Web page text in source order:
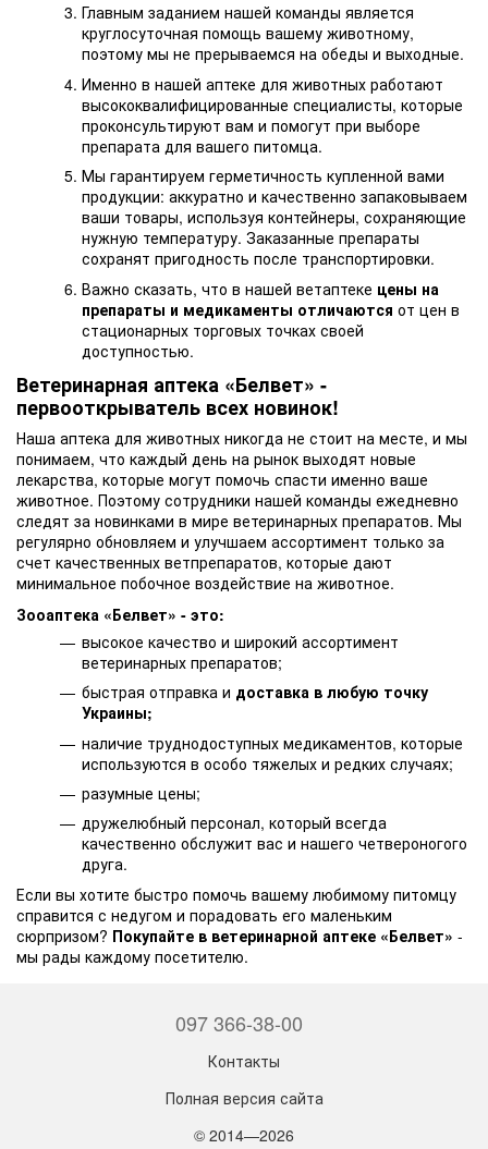
Главным заданием нашей команды является
круглосуточная помощь вашему животному,
поэтому мы не прерываемся на обеды и выходные.
Именно в нашей аптеке для животных работают
высококвалифицированные специалисты, которые
проконсультируют вам и помогут при выборе
препарата для вашего питомца.
Мы гарантируем герметичность купленной вами
продукции: аккуратно и качественно запаковываем
ваши товары, используя контейнеры, сохраняющие
нужную температуру. Заказанные препараты
сохранят пригодность после транспортировки.
Важно сказать, что в нашей ветаптеке цены на
препараты и медикаменты отличаются от цен в
стационарных торговых точках своей
доступностью.
Ветеринарная аптека «Белвет» -
первооткрыватель всех новинок!
Наша аптека для животных никогда не стоит на месте, и мы
понимаем, что каждый день на рынок выходят новые
лекарства, которые могут помочь спасти именно ваше
животное. Поэтому сотрудники нашей команды ежедневно
следят за новинками в мире ветеринарных препаратов. Мы
регулярно обновляем и улучшаем ассортимент только за
счет качественных ветпрепаратов, которые дают
минимальное побочное воздействие на животное.
Зооаптека «Белвет» - это:
высокое качество и широкий ассортимент
ветеринарных препаратов;
быстрая отправка и доставка в любую точку
Украины;
наличие труднодоступных медикаментов, которые
используются в особо тяжелых и редких случаях;
разумные цены;
дружелюбный персонал, который всегда
качественно обслужит вас и нашего четвероногого
друга.
Если вы хотите быстро помочь вашему любимому питомцу
справится с недугом и порадовать его маленьким
сюрпризом? Покупайте в ветеринарной аптеке «Белвет» -
мы рады каждому посетителю.
097 366-38-00
Контакты
Полная версия сайта
© 2014—2026